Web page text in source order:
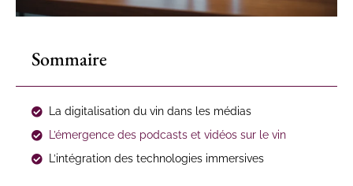
Sommaire
La digitalisation du vin dans les médias
L’émergence des podcasts et vidéos sur le vin
L’intégration des technologies immersives